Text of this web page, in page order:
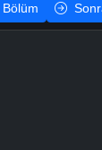
Bölüm